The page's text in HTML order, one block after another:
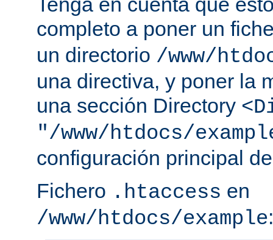
completo a poner un
un directorio /www/
una directiva, y poner la
una sección Directory
"/www/htdocs/
configuración principal
Fichero .htaccess en
/www/htdocs/example: